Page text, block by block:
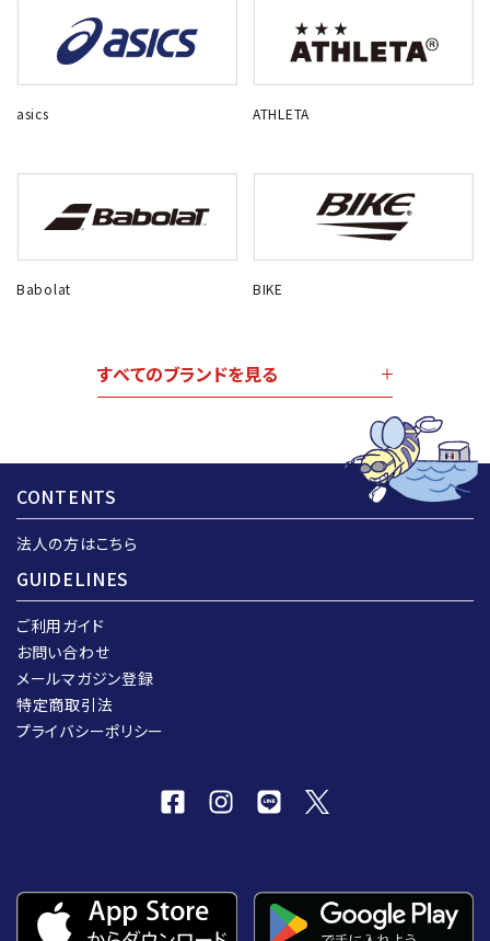
asics ATHLETA
Babolat BIKE
すべてのブランドを見る
CONTENTS
法人の方はこちら
GUIDELINES
ご利用ガイド
お問い合わせ
メールマガジン登録
特定商取引法
プライバシーポリシー